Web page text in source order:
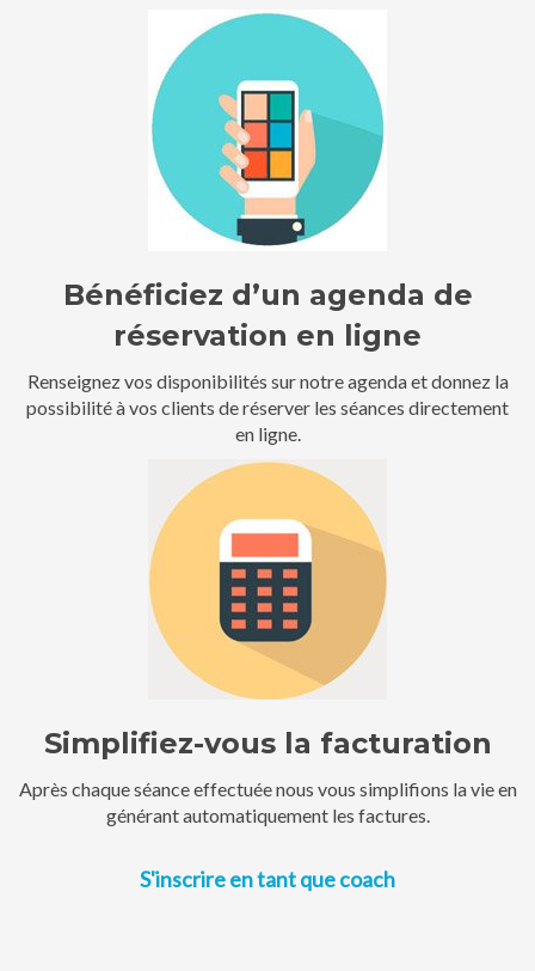
Bénéficiez d’un agenda de
réservation en ligne
Renseignez vos disponibilités sur notre agenda et donnez la
possibilité à vos clients de réserver les séances directement
en ligne.
Simplifiez-vous la facturation
Après chaque séance effectuée nous vous simplifions la vie en
générant automatiquement les factures.
S'inscrire en tant que coach